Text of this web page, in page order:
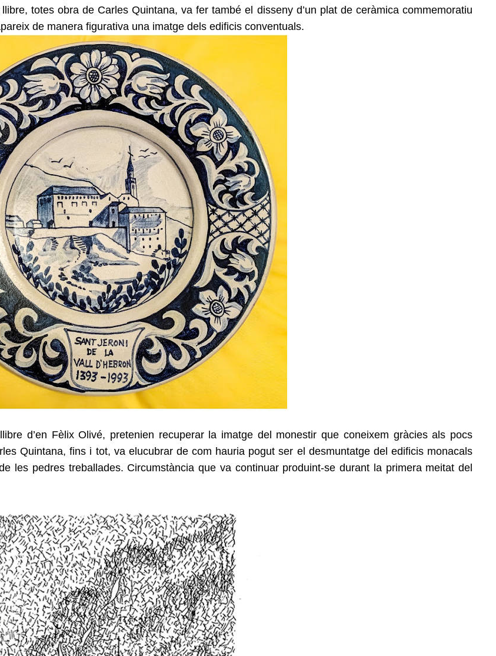
totes obra de Carles Quintana, va fer també el disseny d’un plat de ceràmica commemoratiu
de manera figurativa una imatge dels edificis conventuals.
d’en Fèlix Olivé, pretenien recuperar la imatge del monestir que coneixem gràcies als pocs
Quintana, fins i tot, va elucubrar de com hauria pogut ser el desmuntatge del edificis monacals
les pedres treballades. Circumstància que va continuar produint-se durant la primera meitat del